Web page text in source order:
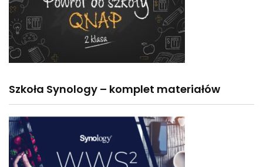
Szkoła Synology – komplet materiałów